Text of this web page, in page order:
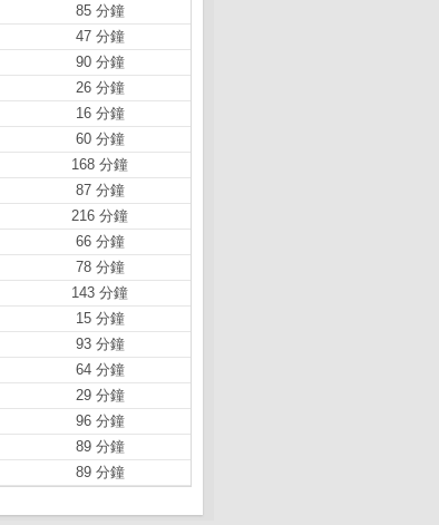
85 分鐘
47 分鐘
90 分鐘
26 分鐘
16 分鐘
60 分鐘
168 分鐘
87 分鐘
216 分鐘
66 分鐘
78 分鐘
143 分鐘
15 分鐘
93 分鐘
64 分鐘
29 分鐘
96 分鐘
89 分鐘
89 分鐘